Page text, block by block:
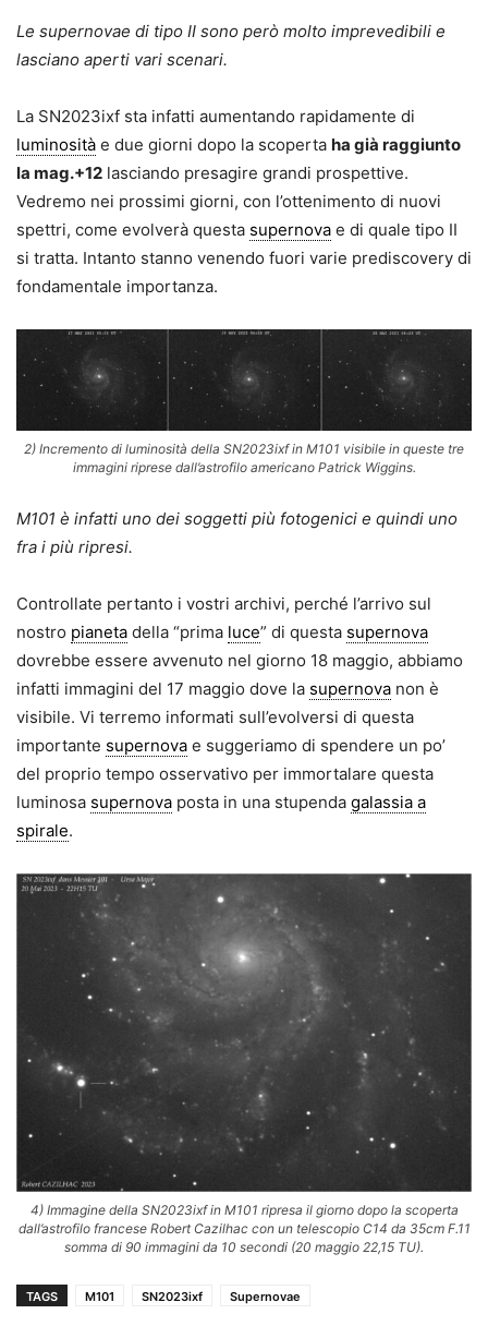
Le supernovae di tipo II sono però molto imprevedibili e
lasciano aperti vari scenari.
La SN2023ixf sta infatti aumentando rapidamente di
luminosità e due giorni dopo la scoperta ha già raggiunto
la mag.+12 lasciando presagire grandi prospettive.
Vedremo nei prossimi giorni, con l’ottenimento di nuovi
spettri, come evolverà questa supernova e di quale tipo II
si tratta. Intanto stanno venendo fuori varie prediscovery di
fondamentale importanza.
2) Incremento di luminosità della SN2023ixf in M101 visibile in queste tre
immagini riprese dall’astrofilo americano Patrick Wiggins.
M101 è infatti uno dei soggetti più fotogenici e quindi uno
fra i più ripresi.
Controllate pertanto i vostri archivi, perché l’arrivo sul
nostro pianeta della “prima luce” di questa supernova
dovrebbe essere avvenuto nel giorno 18 maggio, abbiamo
infatti immagini del 17 maggio dove la supernova non è
visibile. Vi terremo informati sull’evolversi di questa
importante supernova e suggeriamo di spendere un po’
del proprio tempo osservativo per immortalare questa
luminosa supernova posta in una stupenda galassia a
spirale.
4) Immagine della SN2023ixf in M101 ripresa il giorno dopo la scoperta
dall’astrofilo francese Robert Cazilhac con un telescopio C14 da 35cm F.11
somma di 90 immagini da 10 secondi (20 maggio 22,15 TU).
TAGS M101 SN2023ixf Supernovae